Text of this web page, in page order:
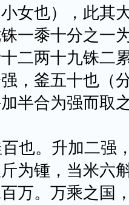
小女也），此其
一黍十分之一
二两十九铢二
，釜五十也（
半合为强而取
。升加二强
为锺，当米六
万。万乘之国